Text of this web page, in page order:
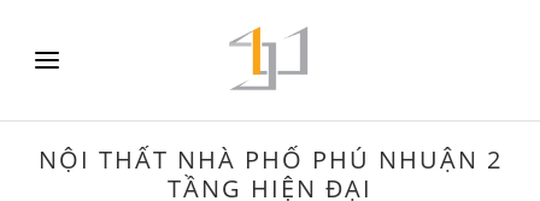
NỘI THẤT NHÀ PHỐ PHÚ NHUẬN 2
TẦNG HIỆN ĐẠI